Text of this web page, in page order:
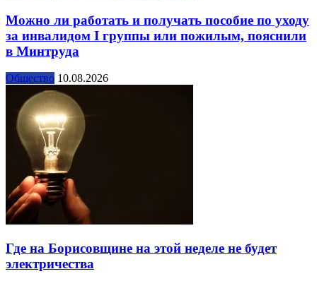
Можно ли работать и получать пособие по уходу
за инвалидом I группы или пожилым, пояснили
в Минтруда
Общество 10.08.2026
Где на Борисовщине на этой неделе не будет
электричества